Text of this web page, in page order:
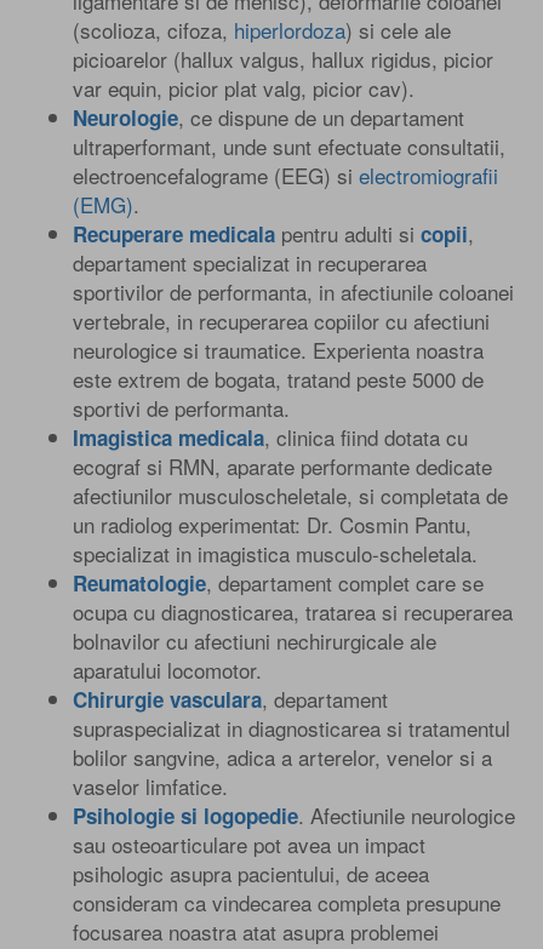
(scolioza, cifoza, hiperlordoza) si cele ale
picioarelor (hallux valgus, hallux rigidus, picior
var equin, picior plat valg, picior cav).
Neurologie, ce dispune de un departament
ultraperformant, unde sunt efectuate consultatii,
electroencefalograme (EEG) si electromiografii
(EMG).
Recuperare medicala pentru adulti si copii,
departament specializat in recuperarea
sportivilor de performanta, in afectiunile coloanei
vertebrale, in recuperarea copiilor cu afectiuni
neurologice si traumatice. Experienta noastra
este extrem de bogata, tratand peste 5000 de
sportivi de performanta.
Imagistica medicala, clinica fiind dotata cu
ecograf si RMN, aparate performante dedicate
afectiunilor musculoscheletale, si completata de
un radiolog experimentat: Dr. Cosmin Pantu,
specializat in imagistica musculo-scheletala.
Reumatologie, departament complet care se
ocupa cu diagnosticarea, tratarea si recuperarea
bolnavilor cu afectiuni nechirurgicale ale
aparatului locomotor.
Chirurgie vasculara, departament
supraspecializat in diagnosticarea si tratamentul
bolilor sangvine, adica a arterelor, venelor si a
vaselor limfatice.
Psihologie si logopedie. Afectiunile neurologice
sau osteoarticulare pot avea un impact
psihologic asupra pacientului, de aceea
consideram ca vindecarea completa presupune
focusarea noastra atat asupra problemei